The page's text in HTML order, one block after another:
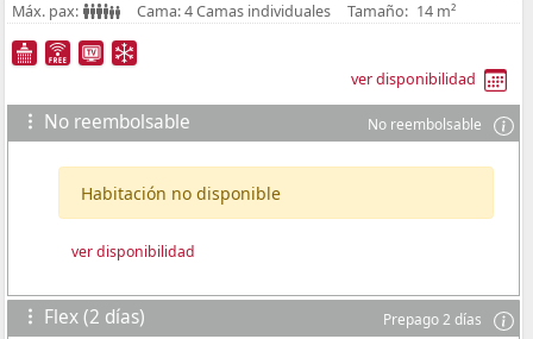
Máx. pax: Cama: 4 Camas individuales Tamaño: 14 m²
ver disponibilidad
No reembolsable No reembolsable
Habitación no disponible
ver disponibilidad
Flex (2 días) Prepago 2 días